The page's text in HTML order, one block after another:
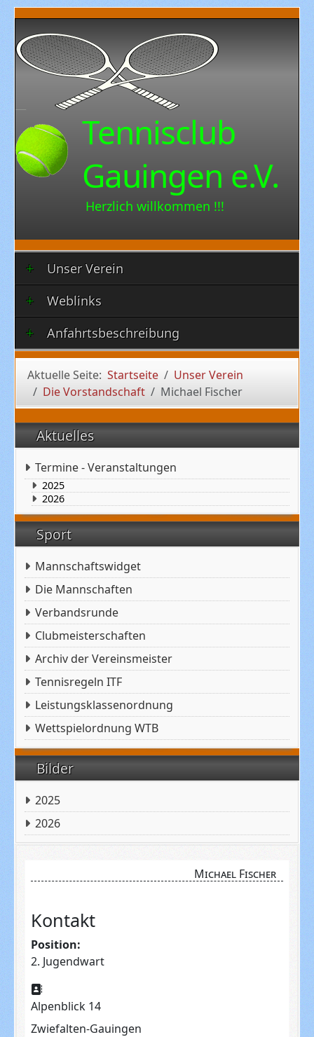
Tennisclub
Gauingen e.V.
Herzlich willkommen !!!
Unser Verein
Weblinks
Anfahrtsbeschreibung
Aktuelle Seite: Startseite
Unser Verein
Die Vorstandschaft
Michael Fischer
Aktuelles
Termine - Veranstaltungen
2025
2026
Sport
Mannschaftswidget
Die Mannschaften
Verbandsrunde
Clubmeisterschaften
Archiv der Vereinsmeister
Tennisregeln ITF
Leistungsklassenordnung
Wettspielordnung WTB
Bilder
2025
2026
Michael Fischer
Kontakt
Position:
2. Jugendwart
Adresse:
Alpenblick 14
Zwiefalten-Gauingen